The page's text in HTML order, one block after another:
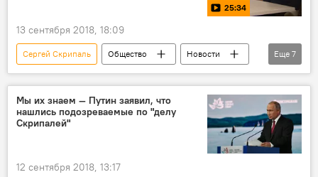
25:34
13 сентября 2018, 18:09
Сергей Скрипаль Общество
Новости
видео
В мире
Мультимедиа
Россия
Ситуация вокруг "дела Скрипаля"
интервью
Великобритания
Еще 7
Мы их знаем — Путин заявил, что
нашлись подозреваемые по "делу
Скрипалей"
12 сентября 2018, 13:17